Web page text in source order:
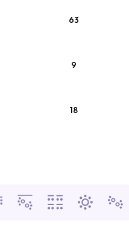
63
9
18